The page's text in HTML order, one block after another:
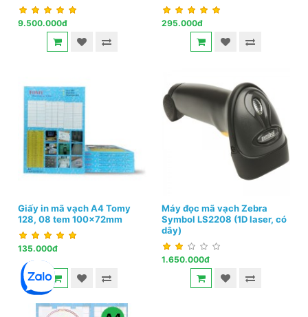
9.500.000đ 295.000đ
Giấy in mã vạch A4 Tomy
128, 08 tem 100x72mm
135.000đ
Máy đọc mã vạch Zebra
Symbol LS2208 (1D laser, có
dây)
1.650.000đ